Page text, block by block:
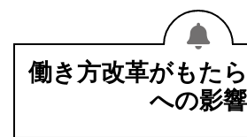
働き方改革がもたら
への影響